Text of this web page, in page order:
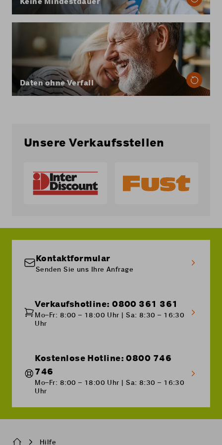
Daten ohne Verfall
Bei Coop Mobile verfällt Ihr Datenvolumen in
der Schweiz nie: Nicht genutzte Daten werden
automatisch in den nächsten Monat
übertragen.
Mehr erfahren
Unsere Verkaufsstellen
Kontaktformular
Senden Sie uns Ihre Anfrage
Verkaufshotline: 0800 361 361
Mo–Fr: 8:00 – 18:00 Uhr | Sa: 8:30 – 16:30
Uhr
Kostenlose Hotline: 0800 746
746
Mo–Fr: 8:00 – 18:00 Uhr | Sa: 8:30 – 16:30
Uhr
Breadcrumb
Hilfe